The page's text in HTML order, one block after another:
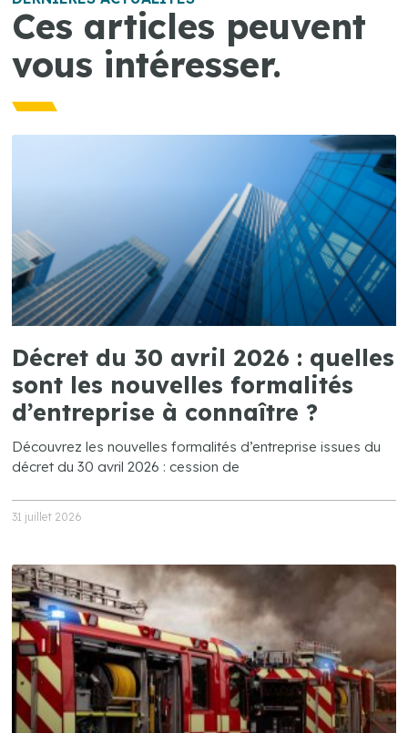
Ces articles peuvent
vous intéresser.
Décret du 30 avril 2026 : quelles
sont les nouvelles formalités
d’entreprise à connaître ?
Découvrez les nouvelles formalités d’entreprise issues du
décret du 30 avril 2026 : cession de
31 juillet 2026